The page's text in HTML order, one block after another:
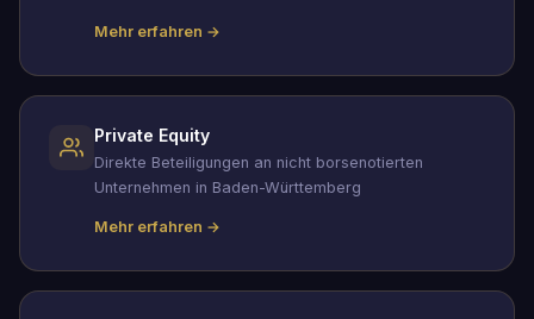
Mehr erfahren →
Private Equity
Direkte Beteiligungen an nicht borsenotierten
Unternehmen in Baden-Württemberg
Mehr erfahren →